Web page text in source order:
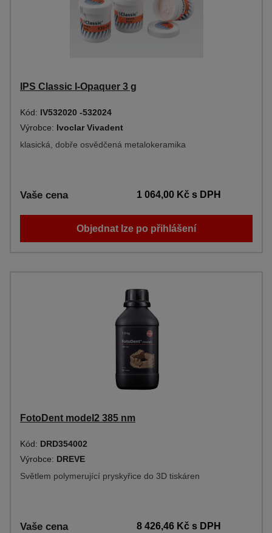
IPS Classic I-Opaquer 3 g
Kód: IV532020 -532024
Výrobce: Ivoclar Vivadent
klasická, dobře osvědčená metalokeramika
Vaše cena 1 064,00 Kčs DPH
Objednat lze po přihlášení
FotoDent model2 385 nm
Kód: DRD354002
Výrobce: DREVE
Světlem polymerující pryskyřice do 3D tiskáren
Vaše cena 8 426,46 Kčs DPH